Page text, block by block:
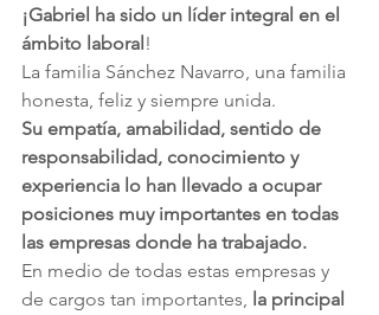
¡Gabriel ha sido un líder integral en el
ámbito laboral !
La familia Sánchez Navarro, una familia
honesta, feliz y siempre unida.
Su empatía, amabilidad, sentido de
responsabilidad, conocimiento y
experiencia lo han llevado a ocupar
posiciones muy importantes en todas
las empresas donde ha trabajado.
En medio de todas estas empresas y
de cargos tan importantes, la principal